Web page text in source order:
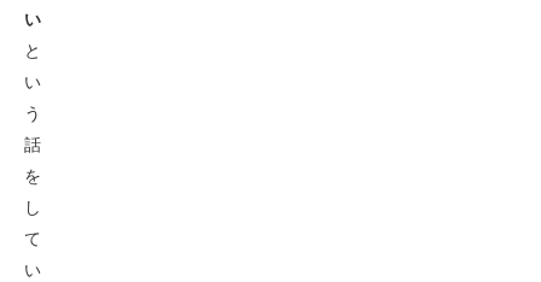
い
と
い
う
話
を
し
て
い